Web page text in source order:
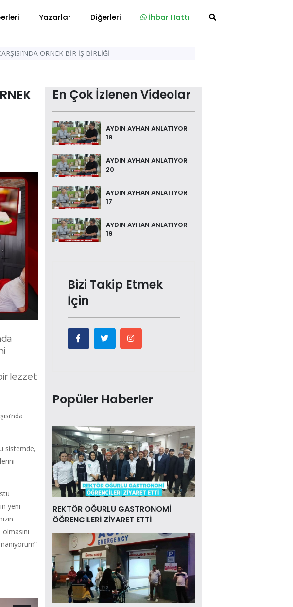
Yazarlar Diğerleri İhbar Hattı
ÖRNEK BİR İŞ BİRLİĞİ
lezzet
sistemde,
yeni
En Çok İzlenen Videolar
AYDIN AYHAN ANLATIYOR
18
AYDIN AYHAN ANLATIYOR
20
AYDIN AYHAN ANLATIYOR
17
AYDIN AYHAN ANLATIYOR
19
Bizi Takip Etmek
İçin
Popüler Haberler
REKTÖR OĞURLU GASTRONOMİ
ÖĞRENCİLERİ ZİYARET ETTİ